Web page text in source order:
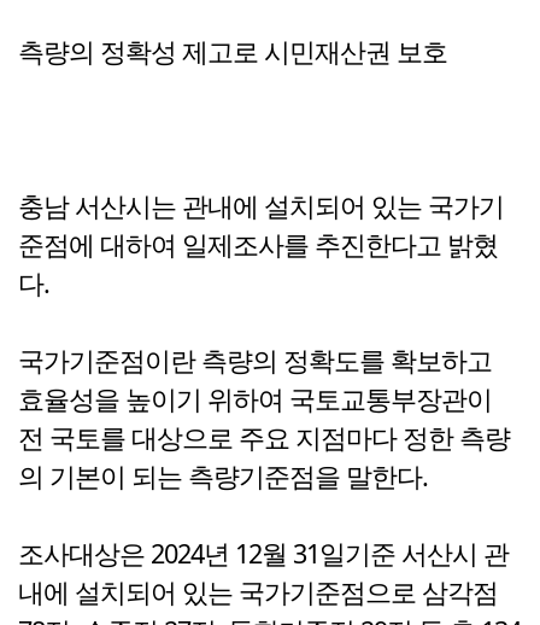
측량의 정확성 제고로 시민재산권 보호
충남 서산시는 관내에 설치되어 있는 국가기
준점에 대하여 일제조사를 추진한다고 밝혔
다.
국가기준점이란 측량의 정확도를 확보하고
효율성을 높이기 위하여 국토교통부장관이
전 국토를 대상으로 주요 지점마다 정한 측량
의 기본이 되는 측량기준점을 말한다.
조사대상은 2024년 12월 31일기준 서산시 관
내에 설치되어 있는 국가기준점으로 삼각점